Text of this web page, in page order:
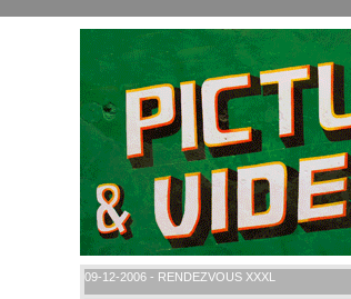
09-12-2006 - RENDEZVOUS XXXL